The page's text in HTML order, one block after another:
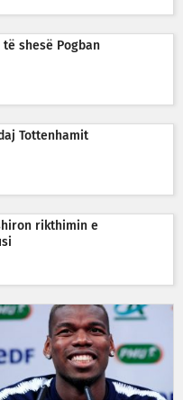
shesë Pogban
Tottenhamit
rikthimin e